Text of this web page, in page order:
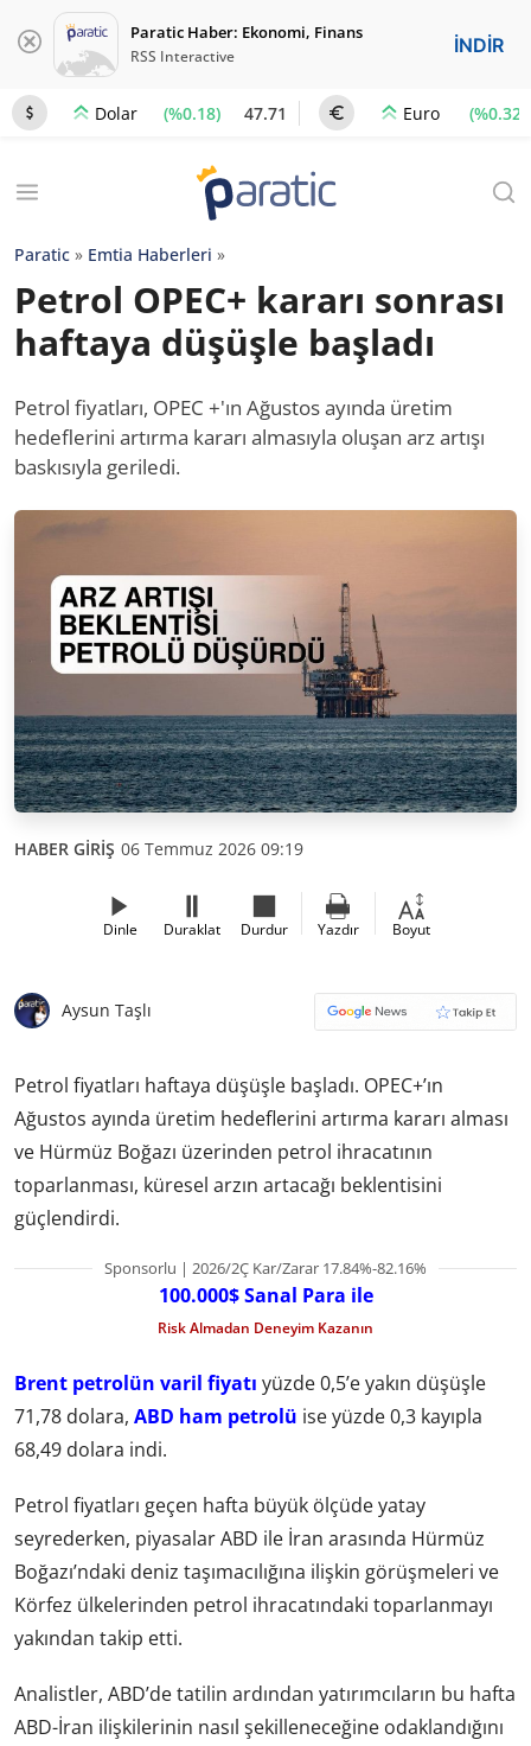
Paratic Haber: Ekonomi, Finans
RSS Interactive İNDİR
Dolar (%0.18) 47.71 Euro (%0.32)
Paratic » Emtia Haberleri »
Petrol OPEC+ kararı sonrası
haftaya düşüşle başladı
Petrol fiyatları, OPEC +'ın Ağustos ayında üretim
hedeflerini artırma kararı almasıyla oluşan arz artışı
baskısıyla geriledi.
HABER GİRİŞ 06 Temmuz 2026 09:19
Dinle Duraklat Durdur Yazdır Boyut
Aysun Taşlı
Petrol fiyatları haftaya düşüşle başladı. OPEC+’ın
Ağustos ayında üretim hedeflerini artırma kararı alması
ve Hürmüz Boğazı üzerinden petrol ihracatının
toparlanması, küresel arzın artacağı beklentisini
güçlendirdi.
Sponsorlu | 2026/2Ç Kar/Zarar 17.84%-82.16%
100.000$ Sanal Para ile
Risk Almadan Deneyim Kazanın
Brent petrolün varil fiyatı yüzde 0,5’e yakın düşüşle
71,78 dolara, ABD ham petrolü ise yüzde 0,3 kayıpla
68,49 dolara indi.
Petrol fiyatları geçen hafta büyük ölçüde yatay
seyrederken, piyasalar ABD ile İran arasında Hürmüz
Boğazı’ndaki deniz taşımacılığına ilişkin görüşmeleri ve
Körfez ülkelerinden petrol ihracatındaki toparlanmayı
yakından takip etti.
Analistler, ABD’de tatilin ardından yatırımcıların bu hafta
ABD-İran ilişkilerinin nasıl şekilleneceğine odaklandığını